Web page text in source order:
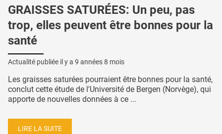
GRAISSES SATURÉES: Un peu, pas
trop, elles peuvent être bonnes pour la
santé
Actualité publiée il y a 9 années 8 mois
Les graisses saturées pourraient être bonnes pour la santé,
conclut cette étude de l'Université de Bergen (Norvège), qui
apporte de nouvelles données à ce ...
LIRE LA SUITE